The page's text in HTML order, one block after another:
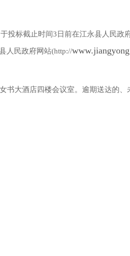
投标截止时间3日前在江永县人民政
人民政府网站(http://
书大酒店四楼会议室。逾期送达的